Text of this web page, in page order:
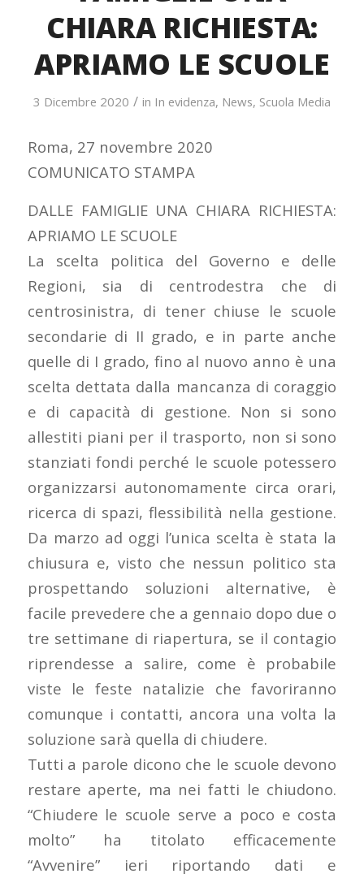
CHIARA RICHIESTA:
APRIAMO LE SCUOLE
3 Dicembre 2020 / in In evidenza, News, Scuola Media
Roma, 27 novembre 2020
COMUNICATO STAMPA
DALLE FAMIGLIE UNA CHIARA RICHIESTA:
APRIAMO LE SCUOLE
La scelta politica del Governo e delle
Regioni, sia di centrodestra che di
centrosinistra, di tener chiuse le scuole
secondarie di II grado, e in parte anche
quelle di I grado, fino al nuovo anno è una
scelta dettata dalla mancanza di coraggio
e di capacità di gestione. Non si sono
allestiti piani per il trasporto, non si sono
stanziati fondi perché le scuole potessero
organizzarsi autonomamente circa orari,
ricerca di spazi, flessibilità nella gestione.
Da marzo ad oggi l’unica scelta è stata la
chiusura e, visto che nessun politico sta
prospettando soluzioni alternative, è
facile prevedere che a gennaio dopo due o
tre settimane di riapertura, se il contagio
riprendesse a salire, come è probabile
viste le feste natalizie che favoriranno
comunque i contatti, ancora una volta la
soluzione sarà quella di chiudere.
Tutti a parole dicono che le scuole devono
restare aperte, ma nei fatti le chiudono.
“Chiudere le scuole serve a poco e costa
molto” ha titolato efficacemente
“Avvenire” ieri riportando dati e